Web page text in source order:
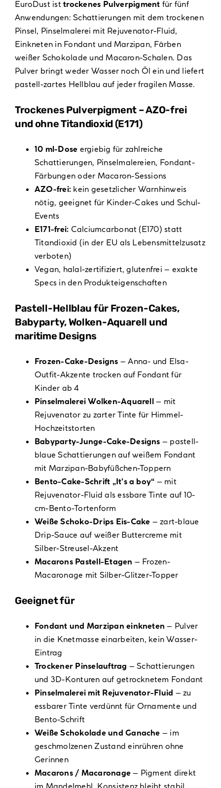
EuroDust isttrockenes Pulverpigment für fünf
Anwendungen: Schattierungen mit dem trockenen
Pinsel, Pinselmalerei mit Rejuvenator-Fluid,
Einkneten in Fondant und Marzipan, Färben
weißer Schokolade und Macaron-Schalen. Das
Pulver bringt weder Wasser noch Öl ein und liefert
pastell-zartes Hellblau auf jeder fragilen Masse.
Trockenes Pulverpigment – AZO-frei
und ohne Titandioxid (E171)
10 ml-Dose ergiebig für zahlreiche
Schattierungen, Pinselmalereien, Fondant-
Färbungen oder Macaron-Sessions
AZO-frei: kein gesetzlicher Warnhinweis
nötig, geeignet für Kinder-Cakes und Schul-
Events
E171-frei: Calciumcarbonat (E170) statt
Titandioxid (in der EU als Lebensmittelzusatz
verboten)
Vegan, halal-zertifiziert, glutenfrei – exakte
Specs in den Produkteigenschaften
Pastell-Hellblau für Frozen-Cakes,
Babyparty, Wolken-Aquarell und
maritime Designs
Frozen-Cake-Designs – Anna- und Elsa-
Outfit-Akzente trocken auf Fondant für
Kinder ab 4
Pinselmalerei Wolken-Aquarell– mit
Rejuvenator zu zarter Tinte für Himmel-
Hochzeitstorten
Babyparty-Junge-Cake-Designs – pastell-
blaue Schattierungen auf weißem Fondant
mit Marzipan-Babyfüßchen-Toppern
Bento-Cake-Schrift „It’s a boy“ – mit
Rejuvenator-Fluid als essbare Tinte auf 10-
cm-Bento-Tortenform
Weiße Schoko-Drips Eis-Cake – zart-blaue
Drip-Sauce auf weißer Buttercreme mit
Silber-Streusel-Akzent
Macarons Pastell-Etagen – Frozen-
Macaronage mit Silber-Glitzer-Topper
Geeignet für
Fondant und Marzipan einkneten – Pulver
in die Knetmasse einarbeiten, kein Wasser-
Eintrag
Trockener Pinselauftrag – Schattierungen
und 3D-Konturen auf getrocknetem Fondant
Pinselmalerei mit Rejuvenator-Fluid – zu
essbarer Tinte verdünnt für Ornamente und
Bento-Schrift
Weiße Schokolade und Ganache – im
geschmolzenen Zustand einrühren ohne
Gerinnen
Macarons / Macaronage – Pigment direkt